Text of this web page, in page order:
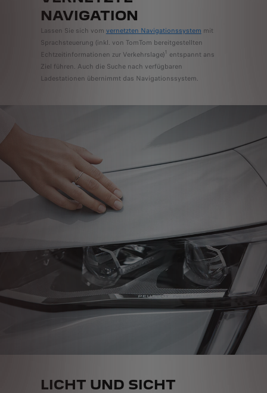
NAVIGATION
Lassen Sie sich vom vernetzten Navigationssystem mit
Sprachsteuerung (inkl. von TomTom bereitgestellten
Echtzeitinformationen zur Verkehrslage)1 entspannt ans
Ziel führen. Auch die Suche nach verfügbaren
Ladestationen übernimmt das Navigationssystem.
LICHT UND SICHT